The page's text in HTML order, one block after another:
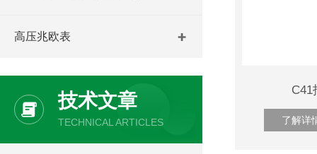
高压兆欧表
技术文章
TECHNICAL ARTICLES
C41
了解详